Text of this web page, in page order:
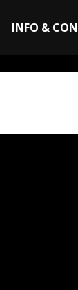
INFO &